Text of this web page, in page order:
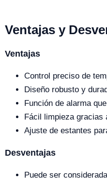
Ventajas y
Ventajas
Control preciso de
Diseño robusto y
Función de alarma
Fácil limpieza gracias
Ajuste de estantes
Desventajas
Puede ser